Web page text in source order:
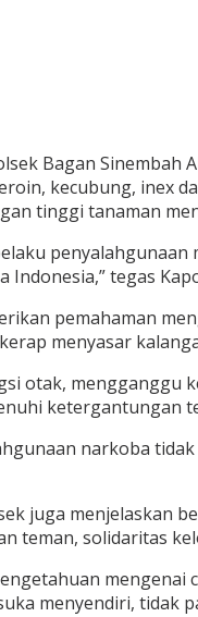
Bagan Sinembah
kecubung, inex
tinggi tanaman
tegas
pemahaman
menyasar
otak, mengganggu
ketergantungan
narkoba
juga menjelaskan
teman, solidaritas
menyendiri, tidak